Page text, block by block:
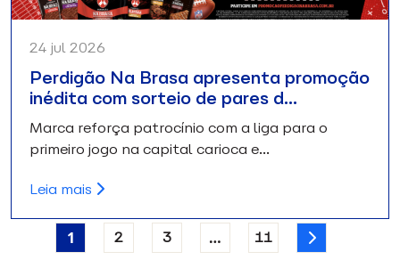
24 jul 2026
Perdigão Na Brasa apresenta promoção
inédita com sorteio de pares d…
Marca reforça patrocínio com a liga para o
primeiro jogo na capital carioca e…
Leia mais
1 2 3 … 11